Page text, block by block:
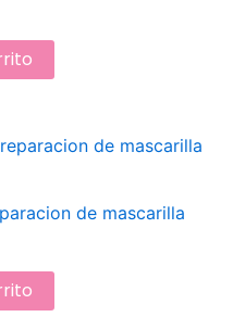
de mascarilla